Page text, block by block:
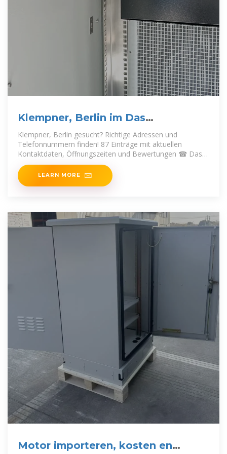
Klempner, Berlin im Das
Telefonbuch
Klempner, Berlin gesucht? Richtige Adressen und
Telefonnummern finden! 87 Einträge mit aktuellen
Kontaktdaten, Öffnungszeiten und Bewertungen ☎ Das
Telefonbuch - Ihre Nr. 1 für
LEARN MORE
Motor importeren, kosten en